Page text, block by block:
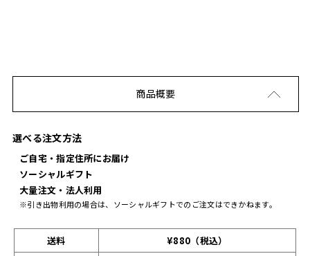
商品概要
選べる注文方法
ご自宅・指定住所にお届け
ソーシャルギフト
大量注文・法人利用
※引き出物利用の場合は、ソーシャルギフトでのご注文はできかねます。
送料
¥880（税込）